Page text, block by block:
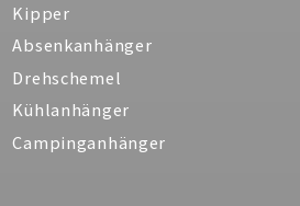
Kipper
Absenkanhänger
Drehschemel
Kühlanhänger
Campinganhänger